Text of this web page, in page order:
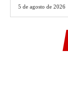
5 de agosto de 2026